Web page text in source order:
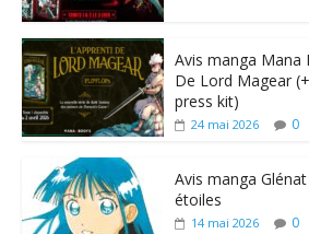
Avis manga Mana
De Lord Magear
press kit)
24 mai 2026 0
Avis manga
étoiles
14 mai 2026 0